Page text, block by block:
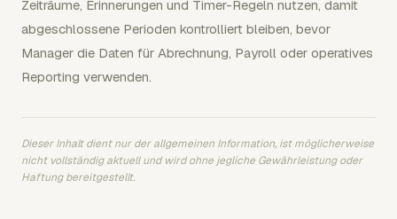
Zeiträume, Erinnerungen und Timer-Regeln nutzen, damit
abgeschlossene Perioden kontrolliert bleiben, bevor
Manager die Daten für Abrechnung, Payroll oder operatives
Reporting verwenden.
Dieser Inhalt dient nur der allgemeinen Information, ist möglicherweise
nicht vollständig aktuell und wird ohne jegliche Gewährleistung oder
Haftung bereitgestellt.